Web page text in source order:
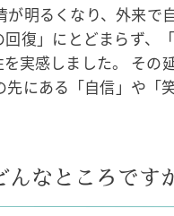
明るくなり、外来で
復」にとどまらず、
実感しました。 その
にある「自信」や「
なところです